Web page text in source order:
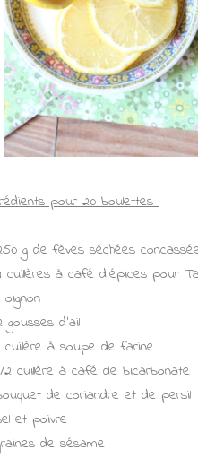
pour 20 boulettes :
g de fèves séchées
cuillères à café d'épices pour
d'ail
cuillère à soupe de farine
2 cuillère à café de bicarbonate
de coriandre et de persil
et poivre
de sésame